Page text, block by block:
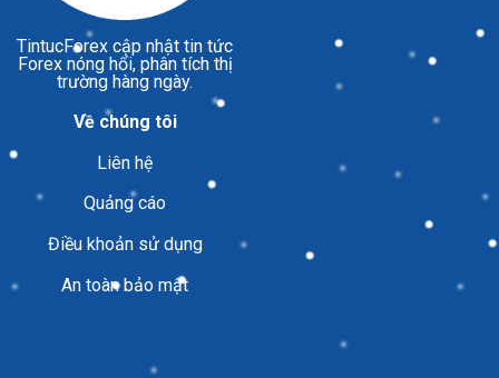
TintucForex cập nhật tin tức
Forex nóng hổi, phân tích thị
trường hàng ngày.
Về chúng tôi
Liên hệ
Quảng cáo
Điều khoản sử dụng
An toàn bảo mật